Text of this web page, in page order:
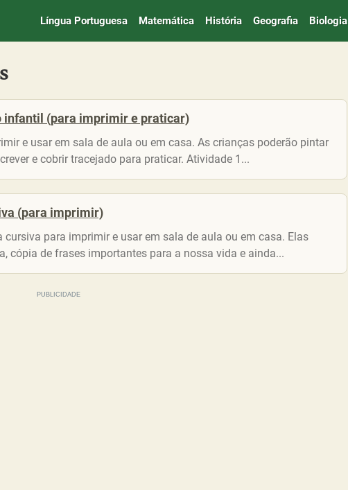
Língua Portuguesa Matemática História Geografia Biologia
infantil (para imprimir e praticar)
e usar em sala de aula ou em casa. As crianças poderão pintar
e cobrir tracejado para praticar. Atividade 1...
(para imprimir)
para imprimir e usar em sala de aula ou em casa. Elas
cópia de frases importantes para a nossa vida e ainda...